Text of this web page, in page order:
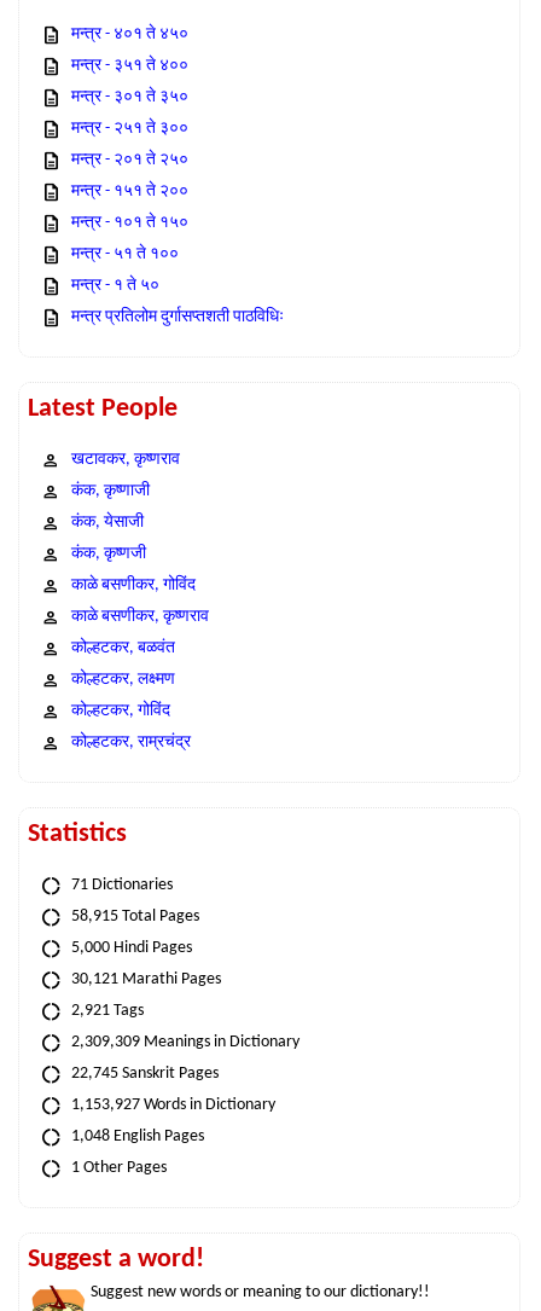
मन्त्र - ४०१ ते ४५०
मन्त्र - ३५१ ते ४००
मन्त्र - ३०१ ते ३५०
मन्त्र - २५१ ते ३००
मन्त्र - २०१ ते २५०
मन्त्र - १५१ ते २००
मन्त्र - १०१ ते १५०
मन्त्र - ५१ ते १००
मन्त्र - १ ते ५०
मन्त्र प्रतिलोम दुर्गासप्तशती पाठविधिः
Latest People
खटावकर, कृष्णराव
कंक, कृष्णाजी
कंक, येसाजी
कंक, कृष्णजी
काळे बसणीकर, गोविंद
काळे बसणीकर, कृष्णराव
कोल्हटकर, बळवंत
कोल्हटकर, लक्ष्मण
कोल्हटकर, गोविंद
कोल्हटकर, राम्रचंद्र
Statistics
71 Dictionaries
58,915 Total Pages
5,000 Hindi Pages
30,121 Marathi Pages
2,921 Tags
2,309,309 Meanings in Dictionary
22,745 Sanskrit Pages
1,153,927 Words in Dictionary
1,048 English Pages
1 Other Pages
Suggest a word!
Suggest new words or meaning to our dictionary!!